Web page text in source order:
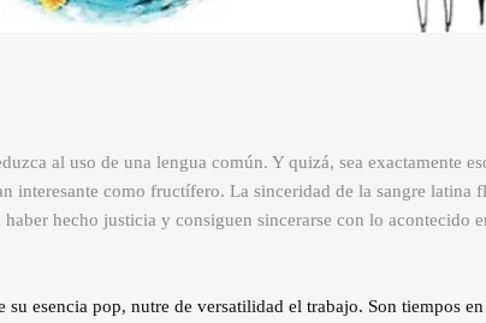
al uso de una lengua común. Y quizá, sea exactamente
interesante como fructífero. La sinceridad de la sangre latina
hecho justicia y consiguen sincerarse con lo acontecido
esencia pop, nutre de versatilidad el trabajo. Son tiempos